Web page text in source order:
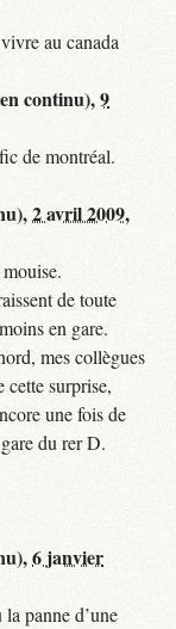
au canada
continu),9
de montréal.
2 avril 2009,
de toute
en gare.
mes collègues
cette surprise,
une fois de
du rer D.
6 janvier
panne d’une